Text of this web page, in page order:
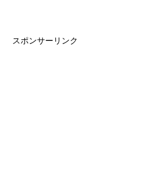
スポンサーリンク